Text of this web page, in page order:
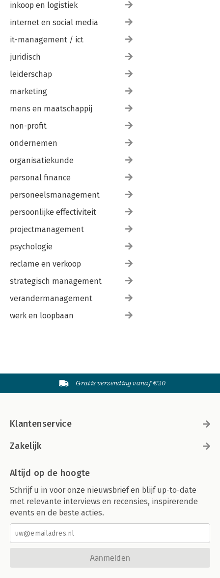
inkoop en logistiek
internet en social media
it-management / ict
juridisch
leiderschap
marketing
mens en maatschappij
non-profit
ondernemen
organisatiekunde
personal finance
personeelsmanagement
persoonlijke effectiviteit
projectmanagement
psychologie
reclame en verkoop
strategisch management
verandermanagement
werk en loopbaan
Gratis verzending vanaf €20
Klantenservice
Zakelijk
Altijd op de hoogte
Schrijf u in voor onze nieuwsbrief en blijf up-to-date
met relevante interviews en recensies, inspirerende
events en de beste acties.
Aanmelden